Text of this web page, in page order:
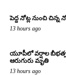
పెద్ద నోట్ల నుంచి చిన్న
13 hours ago
యూపీలో వర్షాల
ఆరుగురు మృతి
13 hours ago